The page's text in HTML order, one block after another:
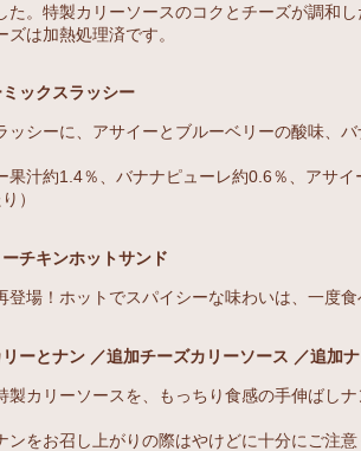
た。特製カリーソースのコクとチーズが調和し
は加熱処理済です。
ックスラッシー
ッシーに、アサイーとブルーベリーの酸味、
汁約1.4％、バナナピューレ約0.6％、アサ
）
チキンホットサンド
登場！ホットでスパイシーな味わいは、一度
ーとナン ／追加チーズカリーソース ／追加
製カリーソースを、もっちり食感の手伸ばし
をお召し上がりの際はやけどに十分にご注意